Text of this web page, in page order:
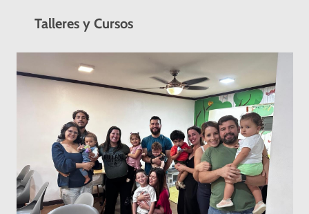
Talleres y Cursos